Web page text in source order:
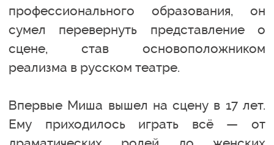
профессионального образования, он
сумел перевернуть представление о
сцене, став основоположником
реализма в русском театре.
Впервые Миша вышел на сцену в 17 лет.
Ему приходилось играть всё — от